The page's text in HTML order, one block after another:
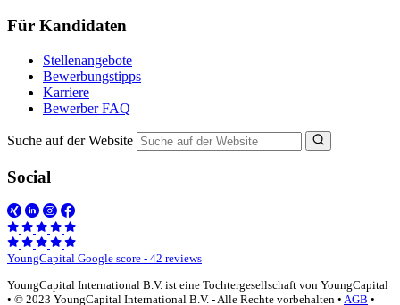
Für Kandidaten
Stellenangebote
Bewerbungstipps
Karriere
Bewerber FAQ
Suche auf der Website
Social
YoungCapital Google score - 42 reviews
YoungCapital International B.V. ist eine Tochtergesellschaft von YoungCapital
• © 2023 YoungCapital International B.V. - Alle Rechte vorbehalten • AGB •